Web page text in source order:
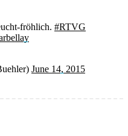
fröhlich. #RTVG
June 14, 2015